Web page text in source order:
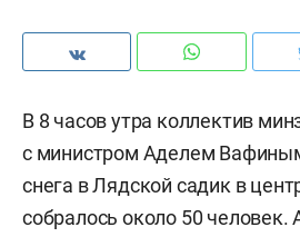
В 8 часов утра коллектив
с министром Аделем
снега в Лядской садик в
собралось около 50 человек.